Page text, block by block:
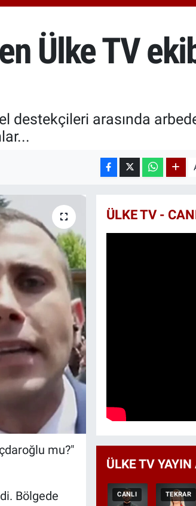
BITCOIN
64.927,78
%1.32
Ülke TV
destekçileri arasında
mu?"
Bölgede
ÜLKE TV -
ÜLKE TV YAYIN
CANLI TEKRAR